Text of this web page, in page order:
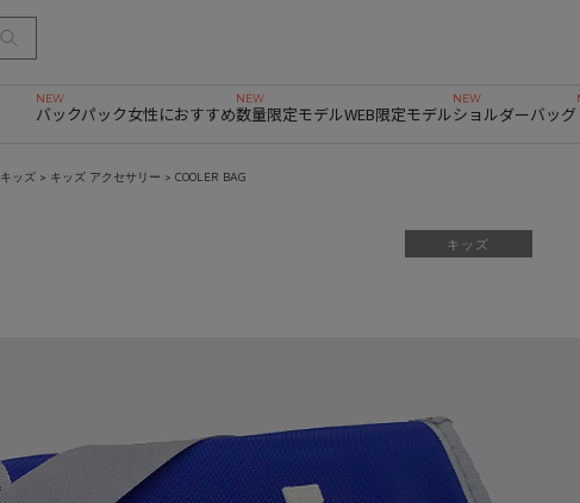
バックパック女性におすすめ数量限定モデルWEB限定モデルショルダーバッグ
キッズ > キッズ アクセサリー > COOLER BAG
キッズ